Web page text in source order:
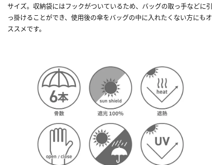
サイズ。収納袋にはフックがついているため、バッグの取っ手などに引
っ掛けることができ、使用後の傘をバッグの中に入れたくない方にもオ
ススメです。